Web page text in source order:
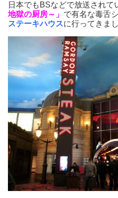
日本でもBSなどで放送されて
地獄の厨房～」 で有名な毒舌
ステーキハウスに行ってきま